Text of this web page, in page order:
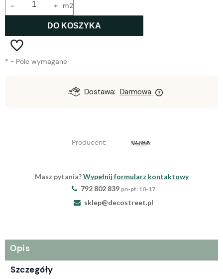
+
- m2
DO KOSZYKA
* - Pole wymagane
Dostawa: Darmowa
Producent:
Masz pytania?Wypełnij formularz kontaktowy
792 802 839 pn-pt: 10-17
sklep@decostreet.pl
Opis
Szczegóły